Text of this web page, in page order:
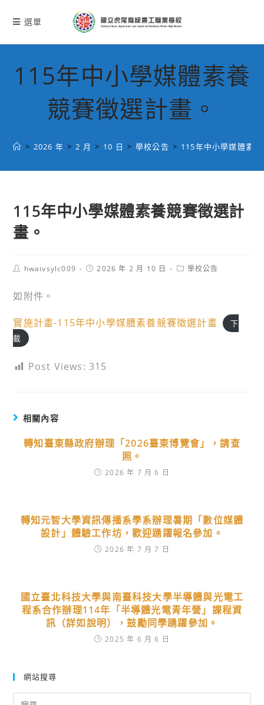
選單
115年中小學媒體素養
競賽徵選計畫。
> 2026 年 > 2 月 > 10 日 > 學校公告 > 115年中小學媒體素
115年中小學媒體素養競賽徵選計
畫。
Posthwaivsylc009
Post2026 年 2 月 10 日
Post學校公告
如附件。
實施計畫-115年中小學媒體素養競賽徵選計畫
下
載
Post Views: 315
相關內容
轉知臺東縣政府辦理「2026臺東博覽會」，請查
照。
2026 年 7 月 6 日
轉知元智大學資訊傳播系學系辦理暑期「數位媒體
設計」體驗工作坊，歡迎踴躍報名參加。
2026 年 7 月 7 日
國立臺北科技大學與南臺科技大學半導體與光電工
程系合作辦理114年「半導體光電青年營」課程資
訊（詳如說明），鼓勵同學踴躍參加。
2025 年 6 月 6 日
網站搜尋